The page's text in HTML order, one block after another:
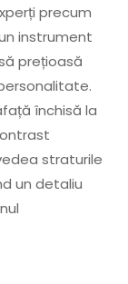
precum
instrument
prețioasă
închisă la
straturile
un detaliu